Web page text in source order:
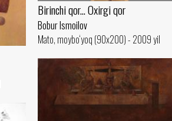
Birinchi qor... Oxirgi qor
Bobur Ismoilov
Mato, moybo‘yoq (90x200) - 2009 yil